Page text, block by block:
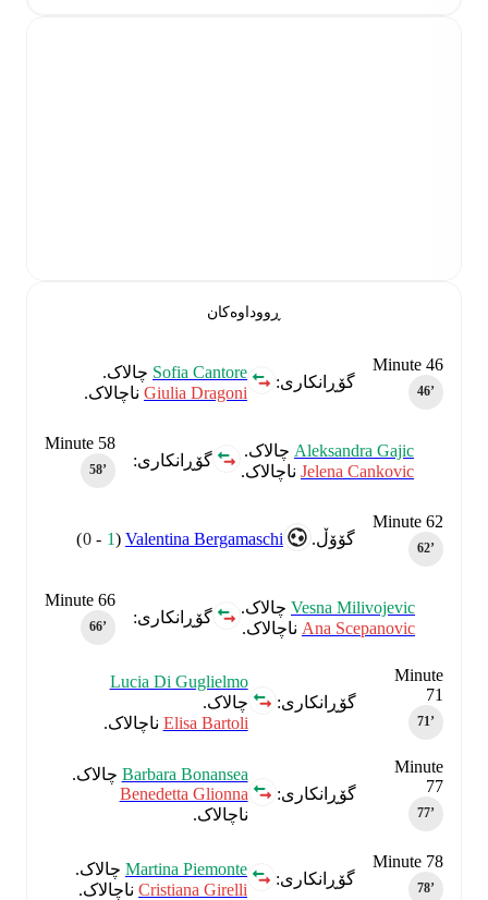
ڕووداوەکان
گۆڕانکاری:
Sofia Cantoreچالاک.
Giulia Dragoniناچالاک.
Minute 46
Minute 58
گۆڕانکاری:
Aleksandra Gajicچالاک.
Jelena Cankovicناچالاک.
گۆۆڵ. Valentina Bergamaschi
(
1
-
0
)
Minute 62
Minute 66
گۆڕانکاری:
Vesna Milivojevicچالاک.
Ana Scepanovicناچالاک.
گۆڕانکاری:
Lucia Di Guglielmo
چالاک.
Elisa Bartoliناچالاک.
Minute
گۆڕانکاری:
Barbara Bonanseaچالاک.
Benedetta Glionna
ناچالاک.
Minute
گۆڕانکاری:
Martina Piemonteچالاک.
Cristiana Girelliناچالاک.
Minute 78